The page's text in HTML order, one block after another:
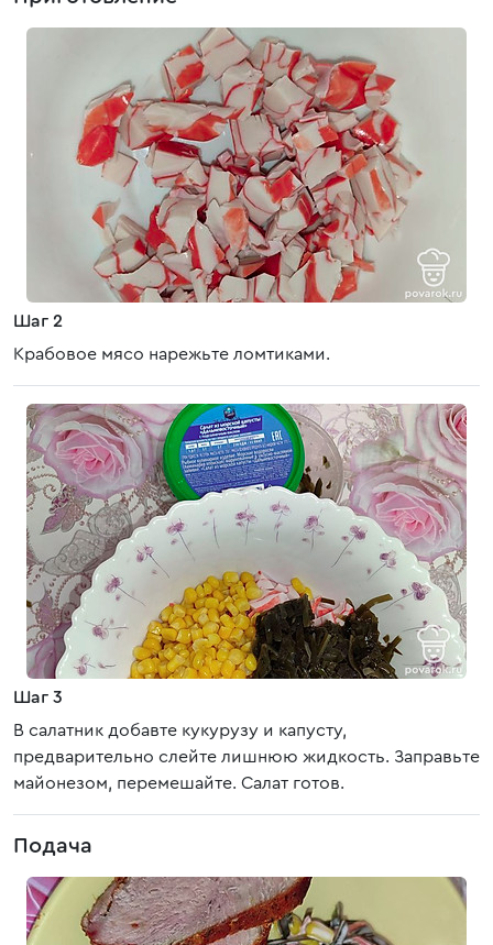
Шаг 2
Крабовое мясо нарежьте ломтиками.
Шаг 3
В салатник добавте кукурузу и капусту,
предварительно слейте лишнюю жидкость. Заправьте
майонезом, перемешайте. Салат готов.
Подача